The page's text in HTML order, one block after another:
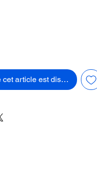
cet article est disponible